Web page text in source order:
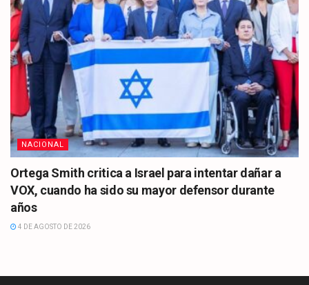
NACIONAL
Ortega Smith critica a Israel para intentar dañar a
VOX, cuando ha sido su mayor defensor durante
años
4 DE AGOSTO DE 2026